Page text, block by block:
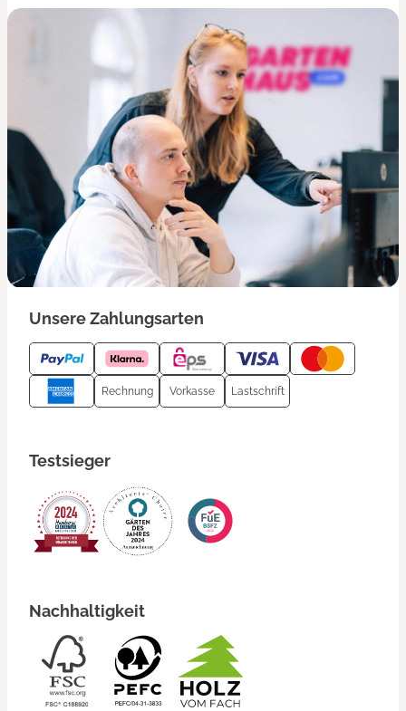
Unsere Zahlungsarten
Rechnung Vorkasse Lastschrift
Testsieger
Nachhaltigkeit